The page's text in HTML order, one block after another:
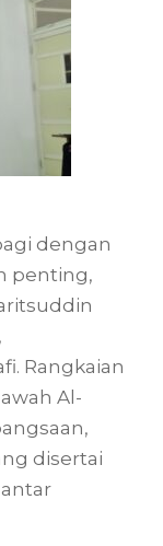
dengan
penting,
Rangkaian
Al-
disertai